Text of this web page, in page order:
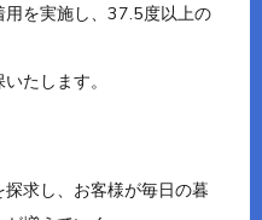
用を実施し、37.5度以上の
たします。
探求し、お客様が毎日の暮